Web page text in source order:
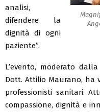
analisi,
difendere la
dignità di ogni
paziente”.
L’evento, moderato
Dott. Attilio Maurano, ha
professionisti sanitari.
compassione, dignità e